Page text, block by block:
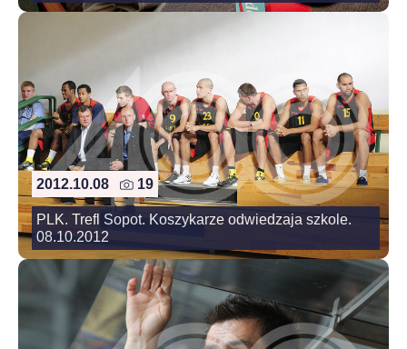
2012.10.08 19
PLK. Trefl Sopot. Koszykarze odwiedzaja szkole.
08.10.2012